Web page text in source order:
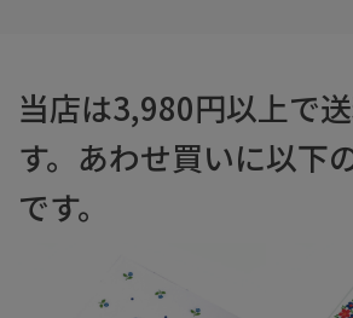
当店は3,980円以上で
す。あわせ買いに以下
です。